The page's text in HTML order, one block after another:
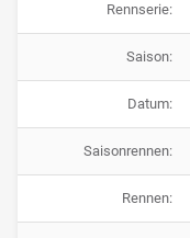
Rennserie:
Saison:
Datum:
Saisonrennen:
Rennen: